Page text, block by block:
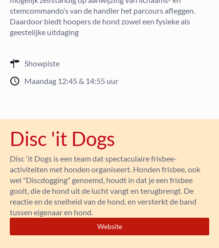
stemcommando’s van de handler het parcours afleggen.
Daardoor biedt hoopers de hond zowel een fysieke als
geestelijke uitdaging
Showpiste
Maandag 12:45 & 14:55 uur
Disc 'it Dogs
Disc 'it Dogs is een team dat spectaculaire frisbee-
activiteiten met honden organiseert. Honden frisbee, ook
wel "Discdogging" genoemd, houdt in dat je een frisbee
gooit, die de hond uit de lucht vangt en terugbrengt. De
reactie en de snelheid van de hond, en versterkt de band
tussen eigenaar en hond.
Website